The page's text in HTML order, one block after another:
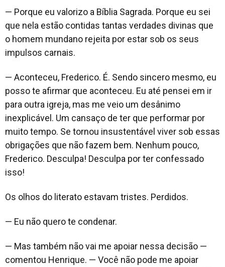
— Porque eu valorizo a Bíblia Sagrada. Porque eu sei
que nela estão contidas tantas verdades divinas que
o homem mundano rejeita por estar sob os seus
impulsos carnais.
— Aconteceu, Frederico. É. Sendo sincero mesmo, eu
posso te afirmar que aconteceu. Eu até pensei em ir
para outra igreja, mas me veio um desânimo
inexplicável. Um cansaço de ter que performar por
muito tempo. Se tornou insustentável viver sob essas
obrigações que não fazem bem. Nenhum pouco,
Frederico. Desculpa! Desculpa por ter confessado
isso!
Os olhos do literato estavam tristes. Perdidos.
— Eu não quero te condenar.
— Mas também não vai me apoiar nessa decisão —
comentou Henrique. — Você não pode me apoiar